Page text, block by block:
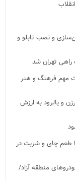
و نصب تابلو و
برگزاری رویدادهای ملی ۲ اولویت مهم فرهنگ و هنر
رزن و یالرود به ارزش
پذیرایی متفاوت و باشکوه از عزاداران حسینی با ۱۴ طعم چای و شربت در
منطقه آزاد/